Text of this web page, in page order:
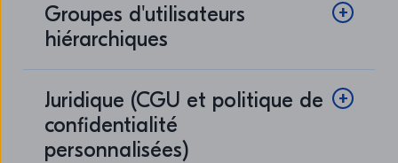
Groupes d'utilisateurs
hiérarchiques
Juridique (CGU et politique de
confidentialité
personnalisées)